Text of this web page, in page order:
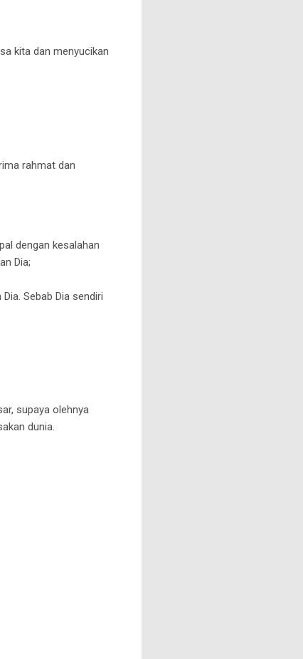
kita dan menyucikan
rahmat dan
dengan kesalahan
Dia;
Sebab Dia sendiri
supaya olehnya
dunia.